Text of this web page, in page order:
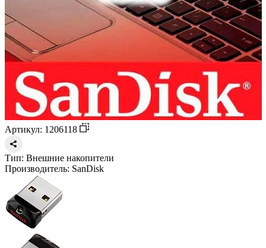
Артикул: 1206118
Тип: Внешние накопители
Производитель: SanDisk